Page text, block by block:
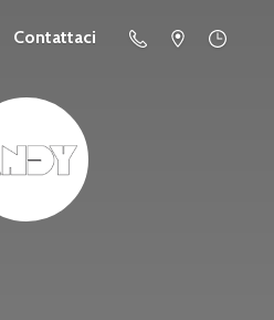
Contattaci